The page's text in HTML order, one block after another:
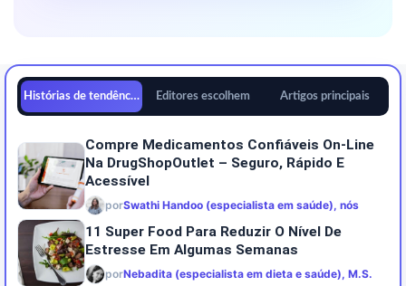
Histórias de tendências Editores escolhem Artigos principais
Compre Medicamentos Confiáveis On-Line
Na DrugShopOutlet – Seguro, Rápido E
Acessível
porSwathi Handoo (especialista em saúde), nós
11 Super Food Para Reduzir O Nível De
Estresse Em Algumas Semanas
porNebadita (especialista em dieta e saúde), M.S.